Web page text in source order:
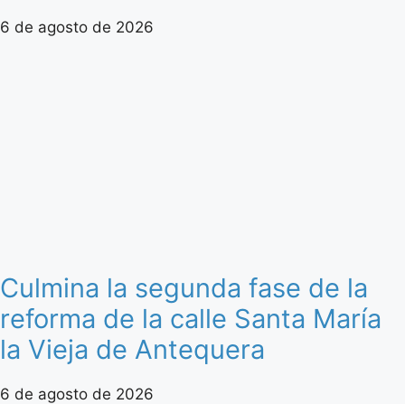
6 de agosto de 2026
Culmina la segunda fase de la
reforma de la calle Santa María
la Vieja de Antequera
6 de agosto de 2026